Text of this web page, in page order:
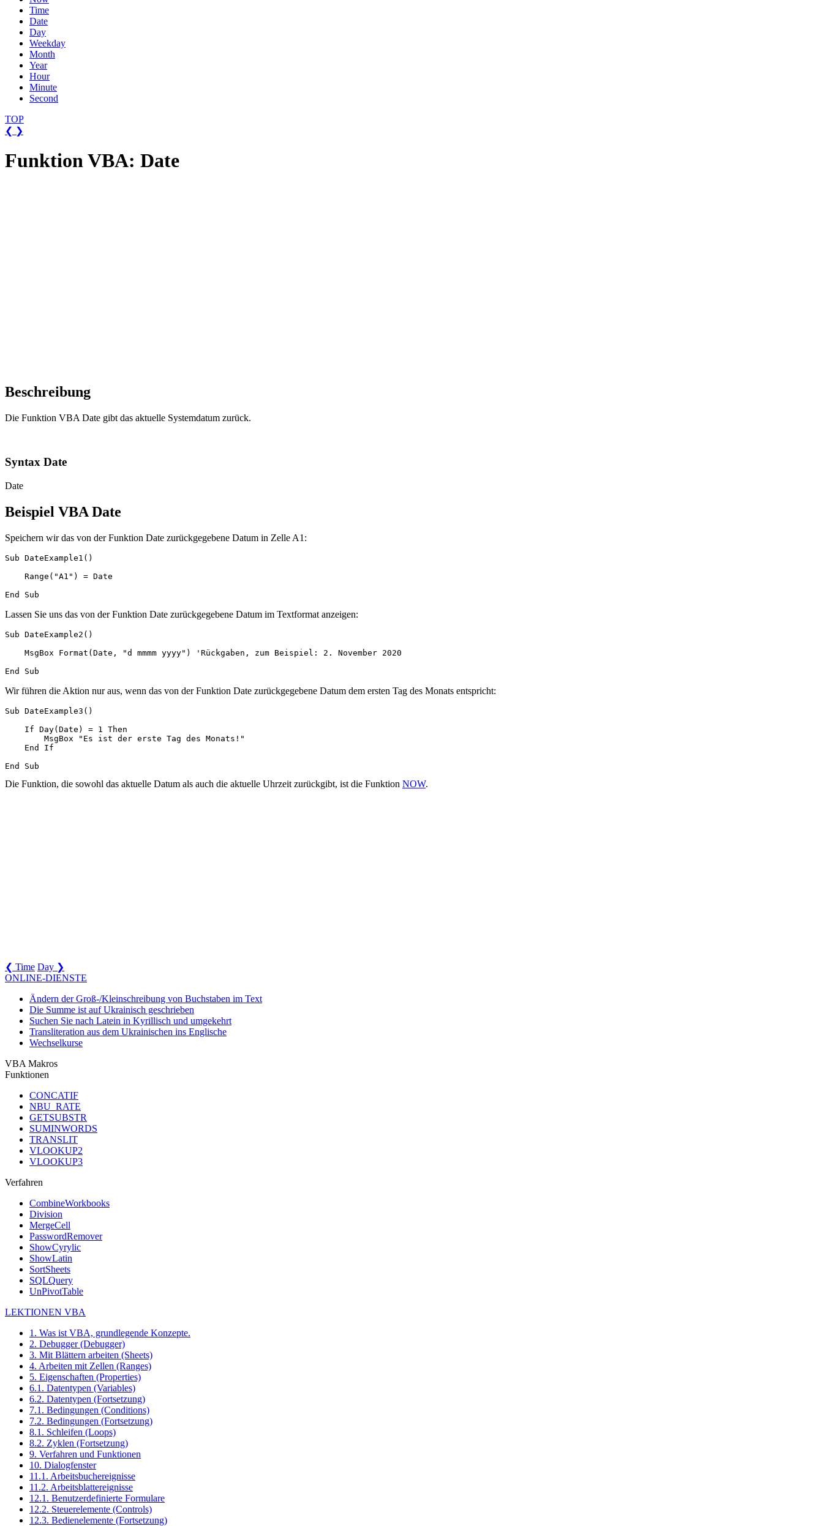
Time
Date
Day
Weekday
Month
Year
Hour
Minute
Second
TOP
❮ ❯
Funktion VBA: Date
Beschreibung
Die Funktion VBA Date gibt das aktuelle Systemdatum zurück.
Syntax Date
Date
Beispiel VBA Date
Speichern wir das von der Funktion Date zurückgegebene Datum in Zelle A1:
Sub DateExample1()
    Range("A1") = Date
Lassen Sie uns das von der Funktion Date zurückgegebene Datum im Textformat anzeigen:
Sub DateExample2()
    MsgBox Format(Date, "d mmmm yyyy") 'Rückgaben, zum Beispiel: 2. November 2020
Wir führen die Aktion nur aus, wenn das von der Funktion Date zurückgegebene Datum dem ersten Tag des Monats entspricht:
Sub DateExample3()
    If Day(Date) = 1 Then
        MsgBox "Es ist der erste Tag des Monats!"
    End If
Die Funktion, die sowohl das aktuelle Datum als auch die aktuelle Uhrzeit zurückgibt, ist die Funktion NOW.
❮ Time Day ❯
ONLINE-DIENSTE
Ändern der Groß-/Kleinschreibung von Buchstaben im Text
Die Summe ist auf Ukrainisch geschrieben
Suchen Sie nach Latein in Kyrillisch und umgekehrt
Transliteration aus dem Ukrainischen ins Englische
Wechselkurse
VBA Makros
Funktionen
CONCATIF
NBU_RATE
GETSUBSTR
SUMINWORDS
TRANSLIT
VLOOKUP2
VLOOKUP3
Verfahren
CombineWorkbooks
Division
MergeCell
PasswordRemover
ShowCyrylic
ShowLatin
SortSheets
SQLQuery
UnPivotTable
LEKTIONEN VBA
1. Was ist VBA, grundlegende Konzepte.
2. Debugger (Debugger)
3. Mit Blättern arbeiten (Sheets)
4. Arbeiten mit Zellen (Ranges)
5. Eigenschaften (Properties)
6.1. Datentypen (Variables)
6.2. Datentypen (Fortsetzung)
7.1. Bedingungen (Conditions)
7.2. Bedingungen (Fortsetzung)
8.1. Schleifen (Loops)
8.2. Zyklen (Fortsetzung)
9. Verfahren und Funktionen
10. Dialogfenster
11.1. Arbeitsbuchereignisse
11.2. Arbeitsblattereignisse
12.1. Benutzerdefinierte Formulare
12.2. Steuerelemente (Controls)
12.3. Bedienelemente (Fortsetzung)